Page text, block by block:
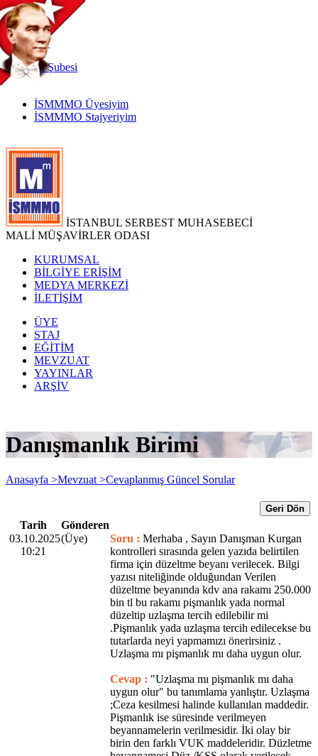
TR
|
EN
İnternetŞubesi
İSMMMO Üyesiyim
İSMMMO Stajyeriyim
İSTANBUL SERBEST MUHASEBECİ
MALİ MÜŞAVİRLER ODASI
KURUMSAL
BİLGİYE ERİŞİM
MEDYA MERKEZİ
İLETİŞİM
ÜYE
STAJ
EĞİTİM
MEVZUAT
YAYINLAR
ARŞİV
Danışmanlık Birimi
Anasayfa >Mevzuat >Cevaplanmış Güncel Sorular
Geri Dön
Tarih
Gönderen
03.10.2025
10:21
(Üye) Soru : Merhaba , Sayın Danışman Kurgan
kontrolleri sırasında gelen yazıda belirtilen
firma için düzeltme beyanı verilecek. Bilgi
yazısı niteliğinde olduğundan Verilen
düzeltme beyanında kdv ana rakamı 250.000
bin tl bu rakamı pişmanlık yada normal
düzeltip uzlaşma tercih edilebilir mi
.Pişmanlık yada uzlaşma tercih edilecekse bu
tutarlarda neyi yapmamızı önerirsiniz .
Uzlaşma mı pişmanlık mı daha uygun olur.
Cevap : "Uzlaşma mı pişmanlık mı daha
uygun olur" bu tanımlama yanlıştır. Uzlaşma
;Ceza kesilmesi halinde kullanılan maddedir.
Pişmanlık ise süresinde verilmeyen
beyannamelerin verilmesidir. İki olay bir
birin den farklı VUK maddeleridir. Düzletme